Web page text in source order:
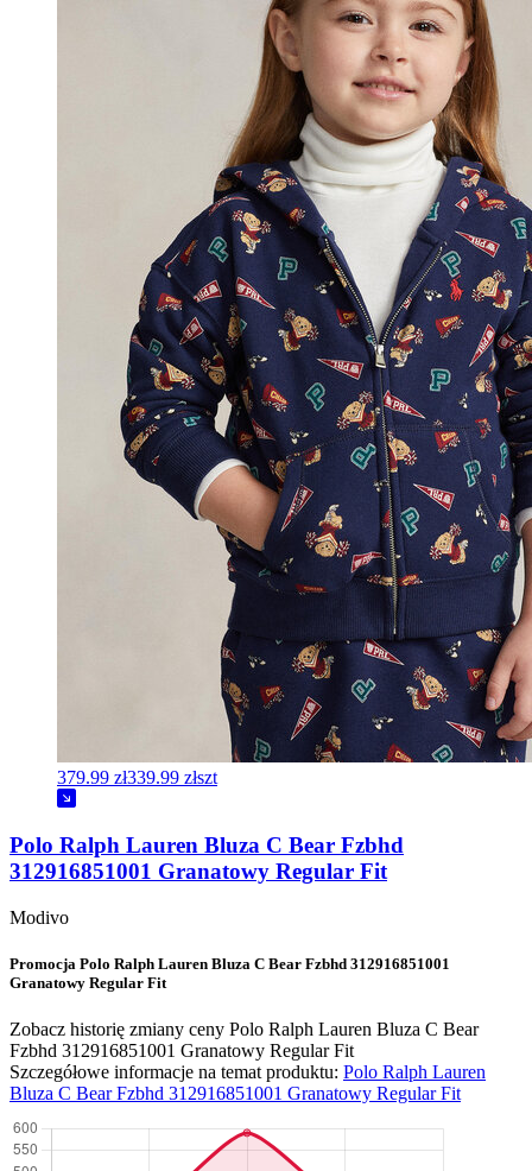
379.99 zł339.99 złszt
Polo Ralph Lauren Bluza C Bear Fzbhd
312916851001 Granatowy Regular Fit
Modivo
Promocja Polo Ralph Lauren Bluza C Bear Fzbhd 312916851001
Granatowy Regular Fit
Zobacz historię zmiany ceny Polo Ralph Lauren Bluza C Bear
Fzbhd 312916851001 Granatowy Regular Fit
Szczegółowe informacje na temat produktu: Polo Ralph Lauren
Bluza C Bear Fzbhd 312916851001 Granatowy Regular Fit